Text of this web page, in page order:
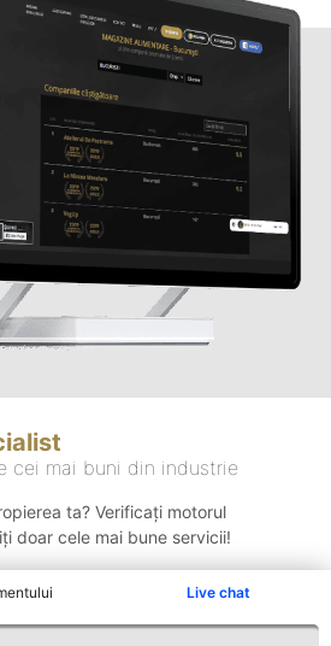
Live chat
cei mai buni din industrie
ta? Verificați motorul
doar cele mai bune servicii!